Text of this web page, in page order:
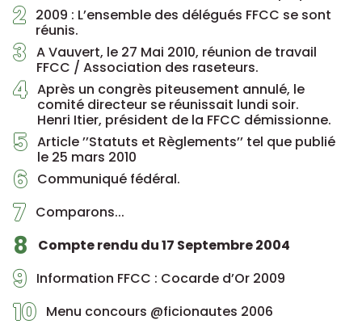
2 2009 : L’ensemble des délégués FFCC se sont
réunis.
3 A Vauvert, le 27 Mai 2010, réunion de travail
FFCC / Association des raseteurs.
4 Après un congrès piteusement annulé, le
comité directeur se réunissait lundi soir.
Henri Itier, président de la FFCC démissionne.
5 Article ’’Statuts et Règlements’’ tel que publié
le 25 mars 2010
6 Communiqué fédéral.
7 Comparons...
8 Compte rendu du 17 Septembre 2004
9 Information FFCC : Cocarde d’Or 2009
10 Menu concours @ficionautes 2006